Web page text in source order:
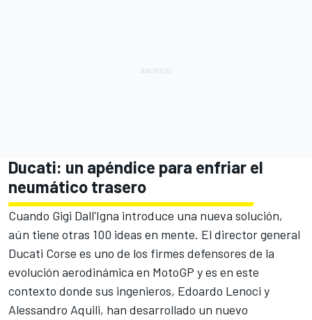
Ducati: un apéndice para enfriar el
neumático trasero
Cuando Gigi Dall'Igna introduce una nueva solución,
aún tiene otras 100 ideas en mente. El director general
Ducati Corse es uno de los firmes defensores de la
evolución aerodinámica en MotoGP y es en este
contexto donde sus ingenieros, Edoardo Lenoci y
Alessandro Aquili, han desarrollado un nuevo